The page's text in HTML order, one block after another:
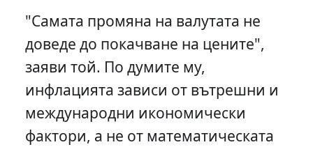
"Самата промяна на валутата не
доведе до покачване на цените",
заяви той. По думите му,
инфлацията зависи от вътрешни и
международни икономически
фактори, а не от математическата